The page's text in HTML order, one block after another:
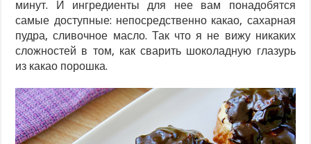
минут. И ингредиенты для нее вам понадобятся
самые доступные: непосредственно какао, сахарная
пудра, сливочное масло. Так что я не вижу никаких
сложностей в том, как сварить шоколадную глазурь
из какао порошка.